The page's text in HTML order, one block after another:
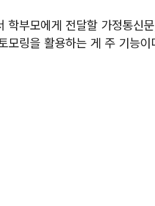
학부모에게 전달할 가정통신
모링을 활용하는 게 주 기능이